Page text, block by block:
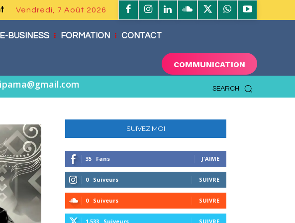
Vendredi, 7 Août 2026
E-BUSINESS FORMATION CONTACT
COMMUNICATION
SEARCH
SUIVEZ MOI
35 Fans J'AIME
0 Suiveurs SUIVRE
0 Suiveurs SUIVRE
1,533 Suiveurs SUIVRE